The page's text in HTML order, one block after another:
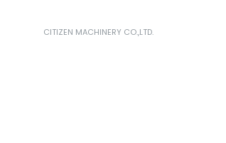
CITIZEN MACHINERY CO.,LTD.